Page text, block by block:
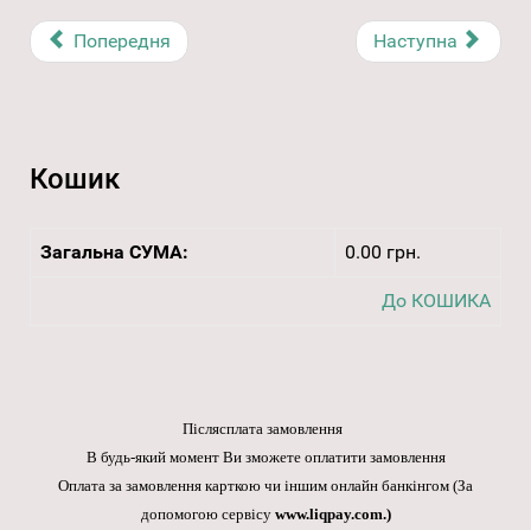
Попередня Наступна
Кошик
Загальна СУМА: 0.00 грн.
До КОШИКА
Післясплата замовлення
В будь-який момент Ви зможете оплатити замовлення
Оплата за замовлення карткою чи іншим онлайн банкінгом (За
допомогою сервісу www.liqpay.com.)